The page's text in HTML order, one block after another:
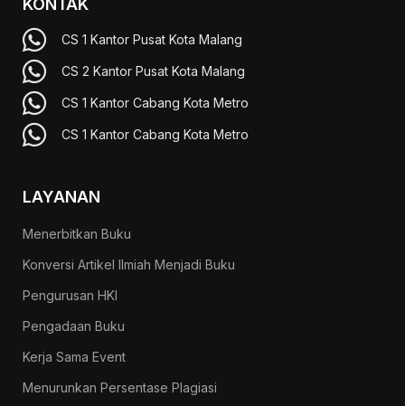
KONTAK
CS 1 Kantor Pusat Kota Malang
CS 2 Kantor Pusat Kota Malang
CS 1 Kantor Cabang Kota Metro
CS 1 Kantor Cabang Kota Metro
LAYANAN
Menerbitkan Buku
Konversi Artikel Ilmiah Menjadi Buku
Pengurusan HKI
Pengadaan Buku
Kerja Sama Event
Menurunkan Persentase Plagiasi